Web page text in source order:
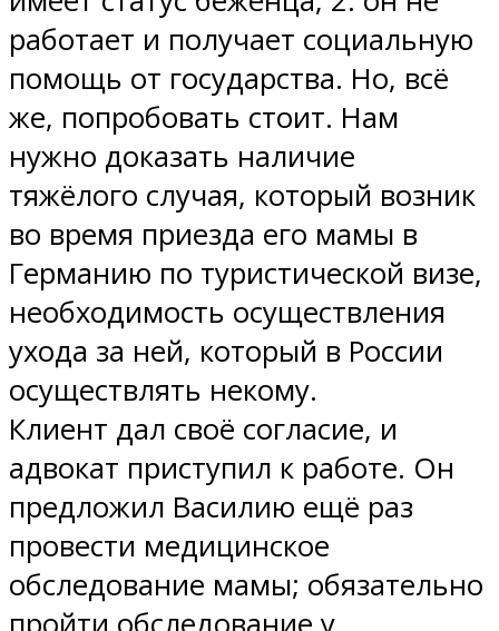
работает и получает социальную
помощь от государства. Но, всё
же, попробовать стоит. Нам
нужно доказать наличие
тяжёлого случая, который возник
во время приезда его мамы в
Германию по туристической визе,
необходимость осуществления
ухода за ней, который в России
осуществлять некому.
Клиент дал своё согласие, и
адвокат приступил к работе. Он
предложил Василию ещё раз
провести медицинское
обследование мамы; обязательно